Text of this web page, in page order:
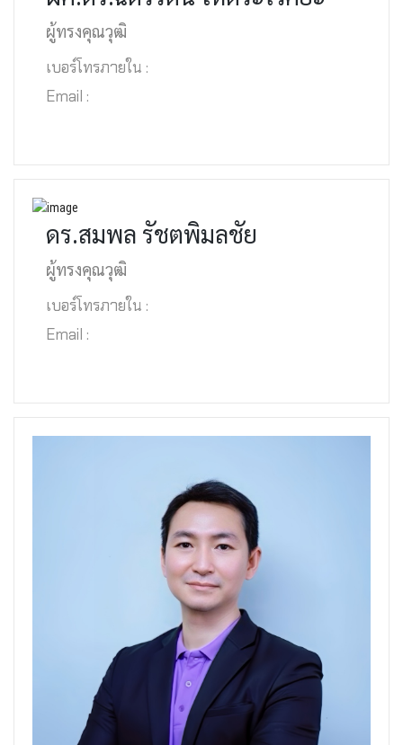
ผู้ทรงคุณวุฒิ
เบอร์โทรภายใน :
Email :
ดร.สมพล รัชตพิมลชัย
ผู้ทรงคุณวุฒิ
เบอร์โทรภายใน :
Email :